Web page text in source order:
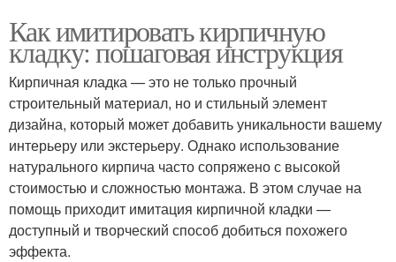
Как имитировать кирпичную
кладку: пошаговая инструкция
Кирпичная кладка — это не только прочный
строительный материал, но и стильный элемент
дизайна, который может добавить уникальности вашему
интерьеру или экстерьеру. Однако использование
натурального кирпича часто сопряжено с высокой
стоимостью и сложностью монтажа. В этом случае на
помощь приходит имитация кирпичной кладки —
доступный и творческий способ добиться похожего
эффекта.